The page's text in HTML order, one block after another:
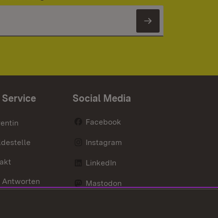
Newsletter
Service
Antworten
Social Media
Facebook
Instagram
LinkedIn
Mastodon